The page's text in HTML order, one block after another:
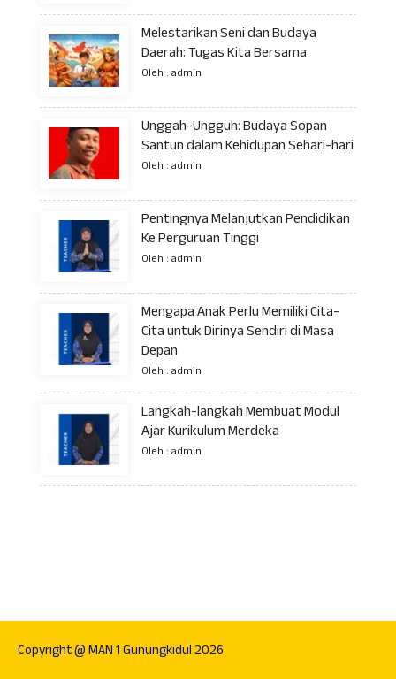
Melestarikan Seni dan Budaya
Daerah: Tugas Kita Bersama
Oleh : admin
Unggah-Ungguh: Budaya Sopan
Santun dalam Kehidupan Sehari-hari
Oleh : admin
Pentingnya Melanjutkan Pendidikan
Ke Perguruan Tinggi
Oleh : admin
Mengapa Anak Perlu Memiliki Cita-
Cita untuk Dirinya Sendiri di Masa
Depan
Oleh : admin
Langkah-langkah Membuat Modul
Ajar Kurikulum Merdeka
Oleh : admin
Copyright @ MAN 1 Gunungkidul 2026